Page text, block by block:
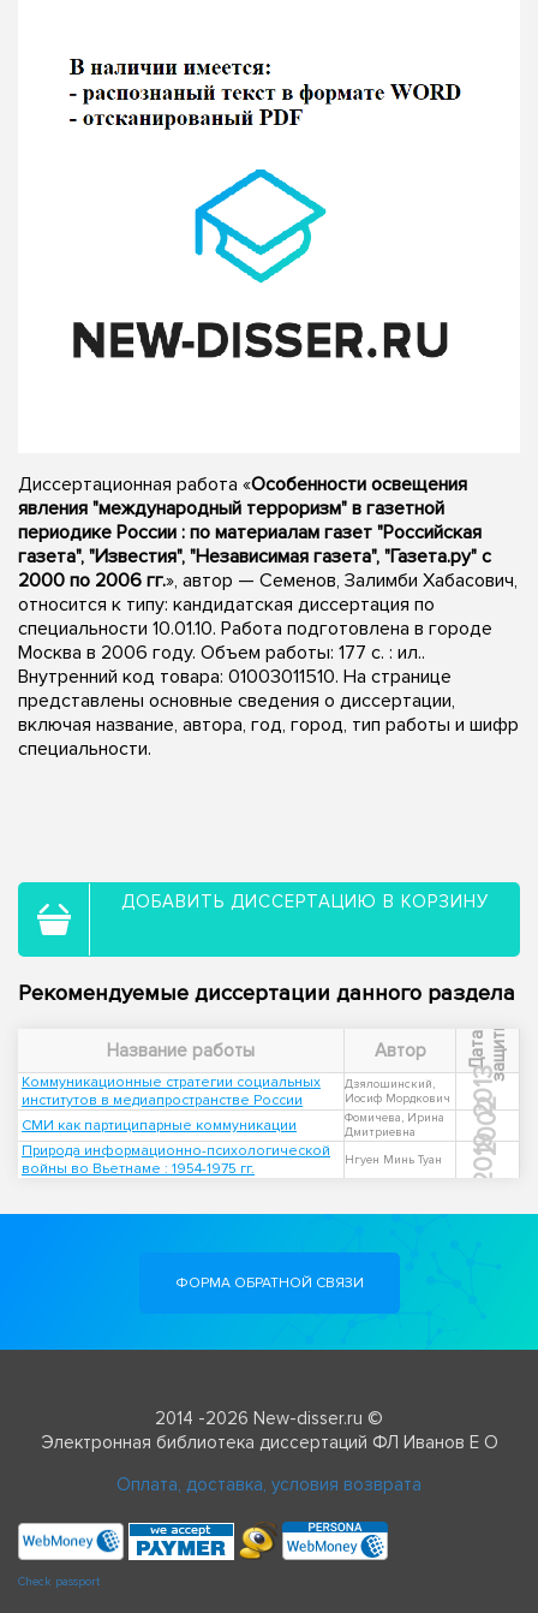
Диссертационная работа «Особенности освещения
явления "международный терроризм" в газетной
периодике России : по материалам газет "Российская
газета", "Известия", "Независимая газета", "Газета.ру" с
2000 по 2006 гг.», автор — Семенов, Залимби Хабасович,
относится к типу: кандидатская диссертация по
специальности 10.01.10. Работа подготовлена в городе
Москва в 2006 году. Объем работы: 177 с. : ил..
Внутренний код товара: 01003011510. На странице
представлены основные сведения о диссертации,
включая название, автора, год, город, тип работы и шифр
специальности.
ДОБАВИТЬ ДИССЕРТАЦИЮ В КОРЗИНУ
Рекомендуемые диссертации данного раздела
Название работы Автор Д
а
т
а
з
а
щ
и
ты
Коммуникационные стратегии социальных
институтов в медиапространстве России
Дзялошинский,
Иосиф Мордкович
2013
СМИ как партиципарные коммуникации
Фомичева, Ирина
Дмитриевна
2002
Природа информационно-психологической
войны во Вьетнаме : 1954-1975 гг.
Нгуен Минь Туан 2019
ФОРМА ОБРАТНОЙ СВЯЗИ
2014 -2026 New-disser.ru ©
Электронная библиотека диссертаций ФЛ Иванов Е О
Оплата, доставка, условия возврата
Check passport